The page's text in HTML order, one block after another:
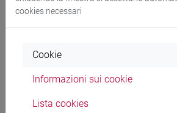
Giulia Rovinelli, Esteban Zimányi,
for vessel-generated underwater noise
vol. 30 (ISSN 1573-7624)
10278/5121647
cookies necessari
Cookie
Informazioni sui cookie
Lista cookies